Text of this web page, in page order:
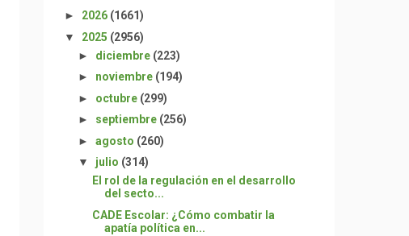
► 2026 (1661)
▼ 2025 (2956)
► diciembre (223)
► noviembre (194)
► octubre (299)
► septiembre (256)
► agosto (260)
▼ julio (314)
El rol de la regulación en el desarrollo
del secto...
CADE Escolar: ¿Cómo combatir la
apatía política en...